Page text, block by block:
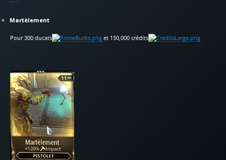
Martèlement
Pour 300 ducats et 150,000 crédits